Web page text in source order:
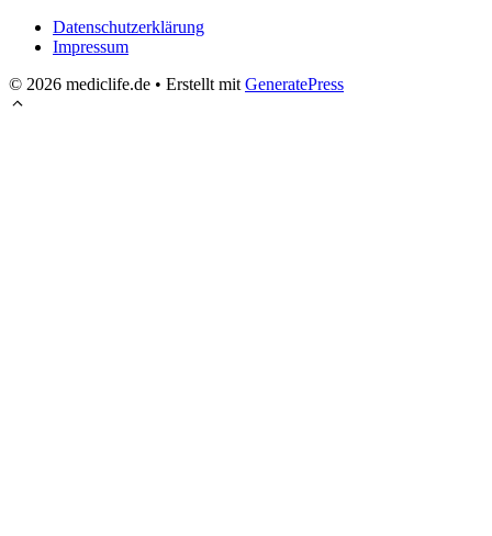
Datenschutzerklärung
Impressum
© 2026 mediclife.de • Erstellt mit GeneratePress